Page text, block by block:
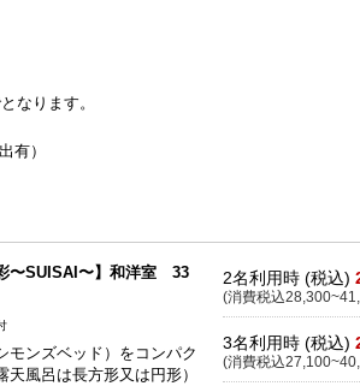
なります。
有）
〜SUISAI〜】和洋室 33
モンズベッド）をコンパク
天風呂は長方形又は円形）
2名利用時 (税込)
(消費税込
3名利用時 (税込)
(消費税込